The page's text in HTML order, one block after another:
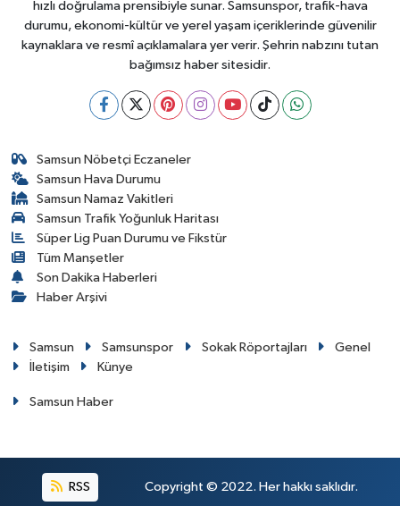
hızlı doğrulama prensibiyle sunar. Samsunspor, trafik-hava
durumu, ekonomi-kültür ve yerel yaşam içeriklerinde güvenilir
kaynaklara ve resmî açıklamalara yer verir. Şehrin nabzını tutan
bağımsız haber sitesidir.
Samsun Nöbetçi Eczaneler
Samsun Hava Durumu
Samsun Namaz Vakitleri
Samsun Trafik Yoğunluk Haritası
Süper Lig Puan Durumu ve Fikstür
Tüm Manşetler
Son Dakika Haberleri
Haber Arşivi
Samsun Samsunspor Sokak Röportajları
Genel
İletişim
Künye
Samsun Haber
RSS Copyright © 2022. Her hakkı saklıdır.